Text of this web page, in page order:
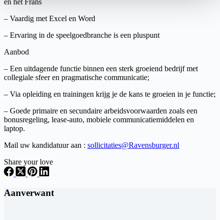
– Vaardig met Excel en Word
– Ervaring in de speelgoedbranche is een pluspunt
Aanbod
– Een uitdagende functie binnen een sterk groeiend bedrijf met
collegiale sfeer en pragmatische communicatie;
– Via opleiding en trainingen krijg je de kans te groeien in je functie;
– Goede primaire en secundaire arbeidsvoorwaarden zoals een
bonusregeling, lease-auto, mobiele communicatiemiddelen en
laptop.
Mail uw kandidatuur aan : sollicitaties@Ravensburger.nl
Share your love
Aanverwant